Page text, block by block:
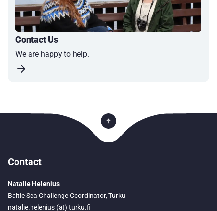
Contact Us
We are happy to help.
Contact
Natalie Helenius
Baltic Sea Challenge Coordinator, Turku
natalie.helenius (at) turku.fi